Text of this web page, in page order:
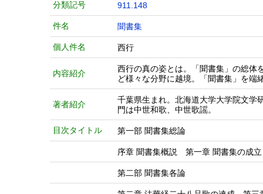
分類記号 911.148
件名 聞書集
個人件名 西行
内容紹介
西行の真の姿とは。「聞書集」の総体
ど様々な分野に越境。「聞書集」を端
著者紹介
千葉県生まれ。北海道大学大学院文学
門は中世和歌、中世歌謡。
目次タイトル 第一部 聞書集総論
序章 聞書集概説 第一章 聞書集の成立
第二部 聞書集各論